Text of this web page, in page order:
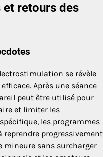
retours des
se révèle
Après une séance
peut être utilisé pour
et limiter les
les programmes
progressivement
mineure sans surcharger